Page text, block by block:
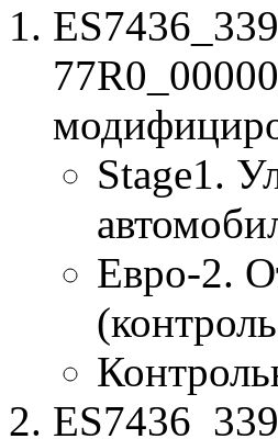
Stage1.
Евро-2.